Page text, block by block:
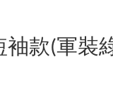
袖款(軍裝